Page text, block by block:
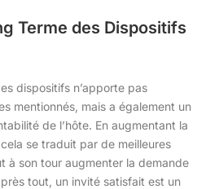
Terme des Dispositifs
dispositifs n’apporte pas
mentionnés, mais a également un
de l’hôte. En augmentant la
se traduit par de meilleures
à son tour augmenter la demande
tout, un invité satisfait est un